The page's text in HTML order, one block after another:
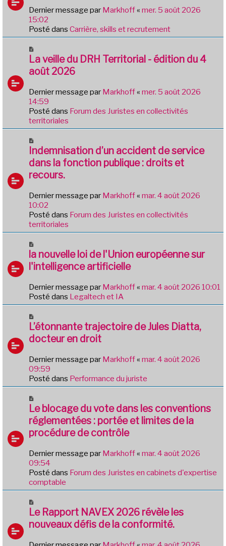
a
g
e
v
e
a
u
e
s
s
g
e
Dernier message par Markhoff« mer. 5 août 2026
15:02
Posté dans Carrière, skills et recrutement
o
u
v
a
u
m
e
a
g
e
La veille du DRH Territorial - édition du 4
août 2026
Dernier message par Markhoff« mer. 5 août 2026
14:59
Posté dans Forum des Juristes en collectivités
territoriales
o
u
v
e
u
m
e
s
s
g
e
Indemnisation d’un accident de service
dans la fonction publique : droits et
recours.
Dernier message par Markhoff« mar. 4 août 2026
10:02
Posté dans Forum des Juristes en collectivités
territoriales
o
u
v
a
u
s
s
g
e
la nouvelle loi de l'Union européenne sur
l'intelligence artificielle
Dernier message par Markhoff« mar. 4 août 2026 10:01
Posté dans Legaltech et IA
o
u
v
a
u
m
s
a
g
L’étonnante trajectoire de Jules Diatta,
docteur en droit
Dernier message par Markhoff« mar. 4 août 2026
09:59
Posté dans Performance du juriste
o
u
v
e
u
m
e
s
s
g
e
Le blocage du vote dans les conventions
réglementées : portée et limites de la
procédure de contrôle
Dernier message par Markhoff« mar. 4 août 2026
09:54
Posté dans Forum des Juristes en cabinets d'expertise
comptable
o
u
v
Le Rapport NAVEX 2026 révèle les
nouveaux défis de la conformité.